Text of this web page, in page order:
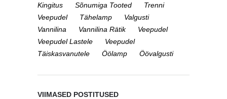
Kingitus
Sõnumiga Tooted
Trenni
Veepudel
Tähelamp
Valgusti
Vannilina
Vannilina Rätik
Veepudel
Veepudel Lastele
Veepudel
Täiskasvanutele
Öölamp Öövalgusti
VIIMASED POSTITUSED